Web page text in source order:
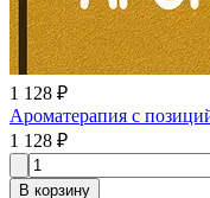
1 128 ₽
Ароматерапия с
1 128 ₽
В корзину